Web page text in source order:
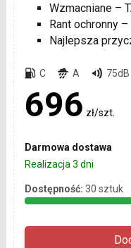
Wzmacniane –
Rant ochronny –
Najlepsza
C A 75dB
696 zł/szt.
Darmowa dostawa
Realizacja 3 dni
Dostępność: 30 sztuk